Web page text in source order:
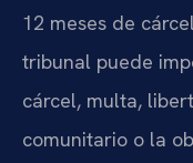
12 meses de
tribunal puede
cárcel, multa,
comunitario o la